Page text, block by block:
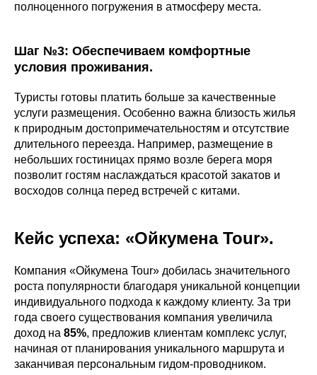
полноценного погружения в атмосферу места.
Шаг №3: Обеспечиваем комфортные
условия проживания.
Туристы готовы платить больше за качественные
услуги размещения. Особенно важна близость жилья
к природным достопримечательностям и отсутствие
длительного переезда. Например, размещение в
небольших гостиницах прямо возле берега моря
позволит гостям наслаждаться красотой закатов и
восходов солнца перед встречей с китами.
Кейс успеха: «Ойкумена Tour».
Компания «Ойкумена Tour» добилась значительного
роста популярности благодаря уникальной концепции
индивидуального подхода к каждому клиенту. За три
года своего существования компания увеличила
доход на 85%, предложив клиентам комплекс услуг,
начиная от планирования уникального маршрута и
заканчивая персональным гидом-проводником.